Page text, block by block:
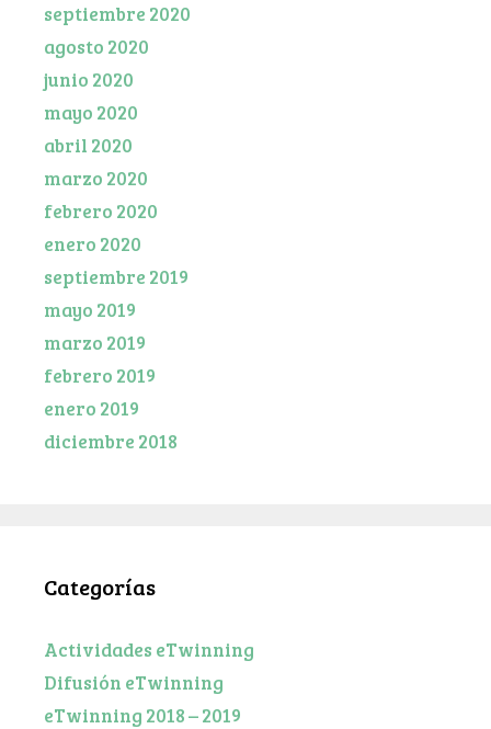
septiembre 2020
agosto 2020
junio 2020
mayo 2020
abril 2020
marzo 2020
febrero 2020
enero 2020
septiembre 2019
mayo 2019
marzo 2019
febrero 2019
enero 2019
diciembre 2018
Categorías
Actividades eTwinning
Difusión eTwinning
eTwinning 2018 – 2019